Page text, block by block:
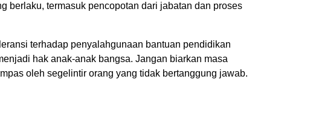
berlaku, termasuk pencopotan dari jabatan dan proses
terhadap penyalahgunaan bantuan pendidikan
hak anak-anak bangsa. Jangan biarkan masa
oleh segelintir orang yang tidak bertanggung jawab.